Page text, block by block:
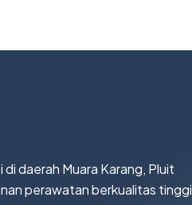
daerah Muara Karang, Pluit
perawatan berkualitas tinggi